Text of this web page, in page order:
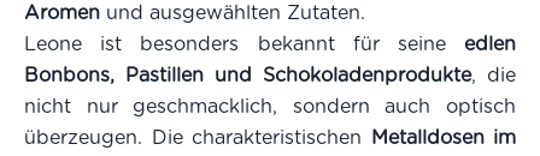
Aromen und ausgewählten Zutaten.
Leone ist besonders bekannt für seine edlen
Bonbons, Pastillen und Schokoladenprodukte, die
nicht nur geschmacklich, sondern auch optisch
überzeugen. Die charakteristischen Metalldosen im